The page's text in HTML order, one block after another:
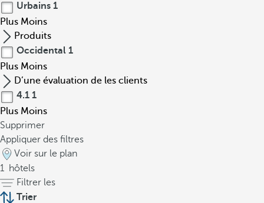
Urbains 1
Plus Moins
Produits
Occidental 1
Plus Moins
D’une évaluation de les clients
4.1 1
Plus Moins
Supprimer
Appliquer des filtres
Voir sur le plan
1 hôtels
Filtrer les
Trier